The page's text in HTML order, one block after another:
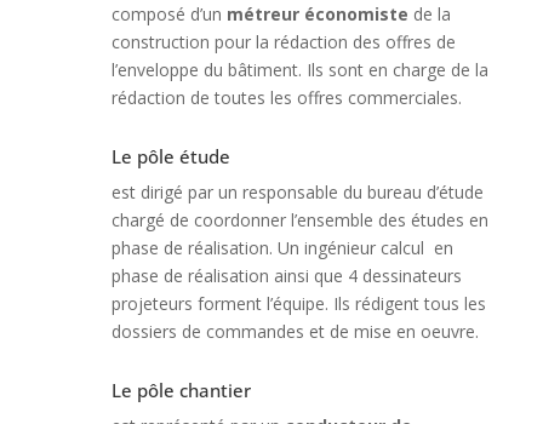
composé d’un métreur économiste de la
construction pour la rédaction des offres de
l’enveloppe du bâtiment. Ils sont en charge de la
rédaction de toutes les offres commerciales.
Le pôle étude
est dirigé par un responsable du bureau d’étude
chargé de coordonner l’ensemble des études en
phase de réalisation. Un ingénieur calcul en
phase de réalisation ainsi que 4 dessinateurs
projeteurs forment l’équipe. Ils rédigent tous les
dossiers de commandes et de mise en oeuvre.
Le pôle chantier